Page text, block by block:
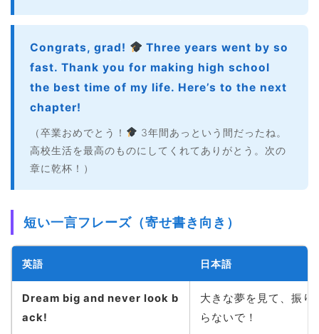
Congrats, grad!
Three years went by so
fast. Thank you for making high school
the best time of my life. Here’s to the next
chapter!
（卒業おめでとう！
3年間あっという間だったね。
高校生活を最高のものにしてくれてありがとう。次の
章に乾杯！）
短い一言フレーズ（寄せ書き向き）
英語 日本語
Dream big and never look b
ack!
大きな夢を見て、振り
らないで！